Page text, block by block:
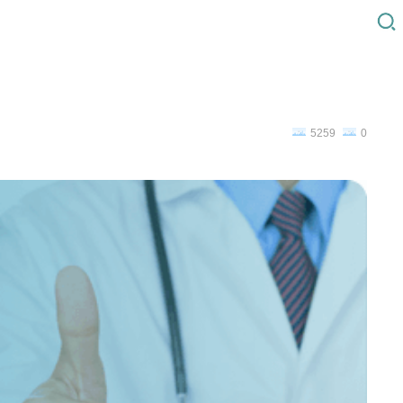
0
5259